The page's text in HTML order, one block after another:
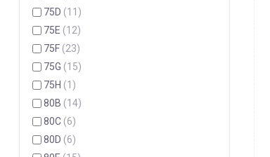
75D (11)
75E (12)
75F (23)
75G (15)
75H (1)
80B (14)
80C (6)
80D (6)